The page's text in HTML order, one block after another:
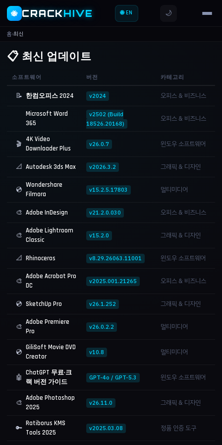
🐝 CRACKHIVE 🌐 EN 🌙
홈›최신
📋 최신 업데이트
소프트웨어 버전 카테고리
📝 한컴오피스 2024 v2024 오피스 & 비즈니스
Microsoft Word
365
v2502 (Build
18526.20168)
오피스 & 비즈니스
🎬
4K Video
Downloader Plus
v26.0.7 윈도우 소프트웨어
📐 Autodesk 3ds Max v2026.3.2 그래픽 & 디자인
💿 Wondershare
Filmora
v15.2.5.17803 멀티미디어
🎨 Adobe InDesign v21.2.0.030 오피스 & 비즈니스
🎨 Adobe Lightroom
Classic
v15.2.0 그래픽 & 디자인
📐 Rhinoceros v8.29.26063.11001 윈도우 소프트웨어
🎨 Adobe Acrobat Pro
DC
v2025.001.21265 오피스 & 비즈니스
💿 SketchUp Pro v26.1.252 그래픽 & 디자인
🎨 Adobe Premiere
Pro
v26.0.2.2 멀티미디어
💿 GiliSoft Movie DVD
Creator
v10.8 멀티미디어
🤖 ChatGPT 무료·크
랙 버전 가이드
GPT-4o / GPT-5.3 윈도우 소프트웨어
🎨 Adobe Photoshop
2025
v26.11.0 그래픽 & 디자인
🔑 Ratiborus KMS
Tools 2025
v2025.03.08 정품 인증 도구